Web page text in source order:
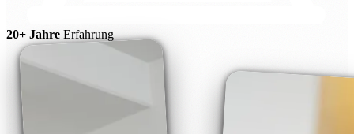
20+ Jahre Erfahrung